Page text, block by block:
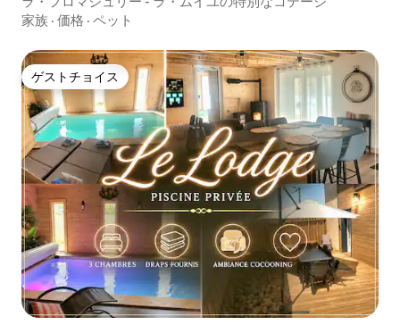
家族 · 価格 · ペット
ゲストチョイス
ゲストチョイス